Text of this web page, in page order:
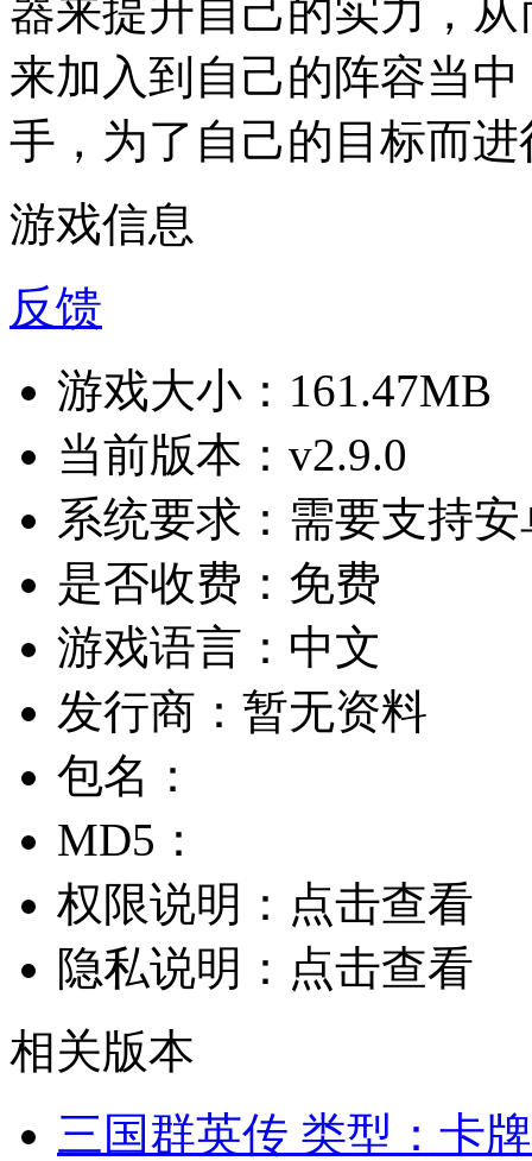
器来提升自己的实力，
来加入到自己的阵容当
手，为了自己的目标而
游戏信息
反馈
游戏大小： 161.47MB
当前版本： v2.9.0
系统要求： 需要支持
是否收费： 免费
游戏语言： 中文
发行商： 暂无资料
包名：
MD5：
权限说明： 点击查看
隐私说明： 点击查看
相关版本
三国群英传 类型：卡